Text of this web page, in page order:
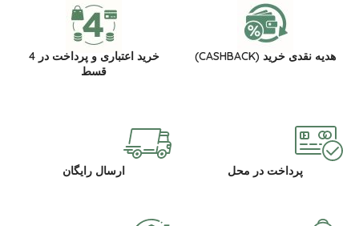
هدیه نقدی خرید (CASHBACK)
خرید اعتباری و پرداخت در 4
قسط
پرداخت در محل ارسال رایگان